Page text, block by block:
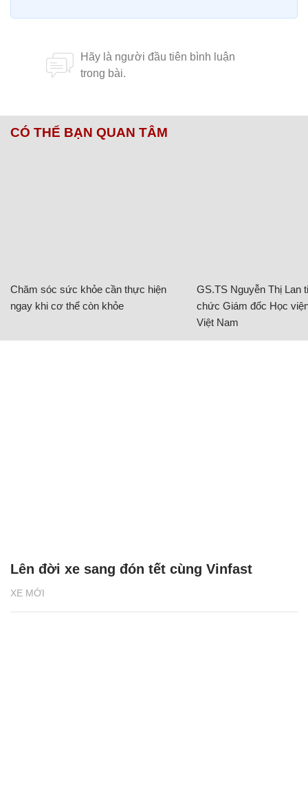
CÓ THỂ BẠN QUAN TÂM
Chăm sóc sức khỏe cần thực hiện
ngay khi cơ thể còn khỏe
GS.TS Nguyễn Thị Lan
chức Giám đốc Học
Việt Nam
XE MỚI
Lên đời xe sang đón tết cùng Vinfast